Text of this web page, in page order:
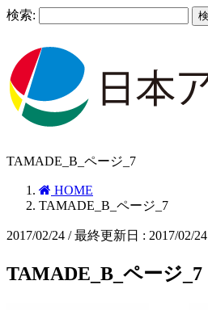
検索:
TAMADE_B_ページ_7
HOME
TAMADE_B_ページ_7
2017/02/24 / 最終更新日 : 2017/02/24
TAMADE_B_ページ_7